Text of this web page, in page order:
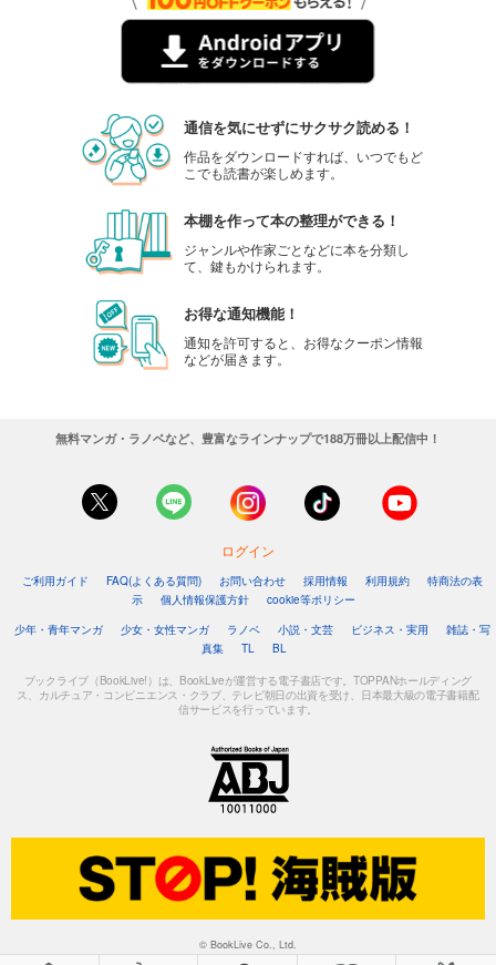
通信を気にせずにサクサク読める！
作品をダウンロードすれば、いつでもど
こでも読書が楽しめます。
本棚を作って本の整理ができる！
ジャンルや作家ごとなどに本を分類し
て、鍵もかけられます。
お得な通知機能！
通知を許可すると、お得なクーポン情報
などが届きます。
無料マンガ・ラノベなど、豊富なラインナップで188万冊以上配信中！
ログイン
ご利用ガイド FAQ(よくある質問) お問い合わせ 採用情報 利用規約
特商法の表
示
個人情報保護方針
cookie等ポリシー
少年・青年マンガ
少女・女性マンガ ラノベ 小説・文芸 ビジネス・実用
雑誌・写
真集
TL BL
ブックライブ（BookLive!）は、BookLiveが運営する電子書店です。TOPPANホールディング
ス、カルチュア・コンビニエンス・クラブ、テレビ朝日の出資を受け、日本最大級の電子書籍配
信サービスを行っています。
© BookLive Co., Ltd.